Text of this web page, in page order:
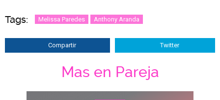
Tags: Melissa Paredes Anthony Aranda
Compartir Twitter
Mas en Pareja